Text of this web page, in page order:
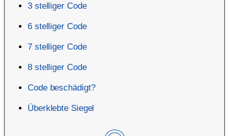
3 stelliger Code
6 stelliger Code
7 stelliger Code
8 stelliger Code
Code beschädigt?
Überklebte Siegel